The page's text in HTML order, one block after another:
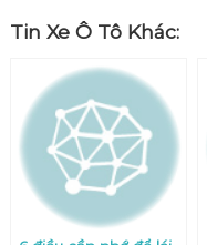
Tin Xe Ô Tô Khác: